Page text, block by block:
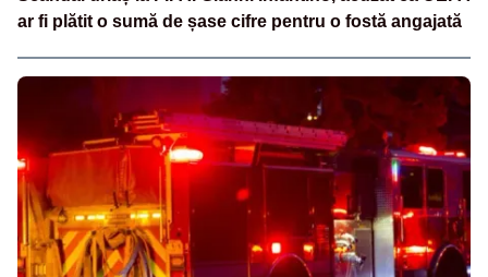
ar fi plătit o sumă de șase cifre pentru o fostă angajată